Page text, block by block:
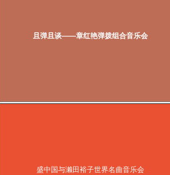
且弹且谈——章红艳弹拨组合音乐会
盛中国与濑田裕子世界名曲音乐会